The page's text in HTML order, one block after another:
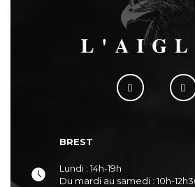
BREST
Lundi : 14h-19h
Du mardi au samedi : 10h-